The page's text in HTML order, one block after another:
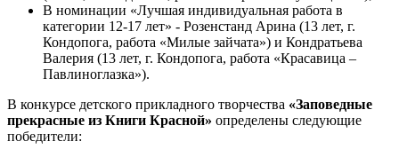
В номинации «Лучшая индивидуальная работа в
категории 12-17 лет» - Розенстанд Арина (13 лет, г.
Кондопога, работа «Милые зайчата») и Кондратьева
Валерия (13 лет, г. Кондопога, работа «Красавица –
Павлиноглазка»).
В конкурсе детского прикладного творчества «Заповедные
прекрасные из Книги Красной» определены следующие
победители: